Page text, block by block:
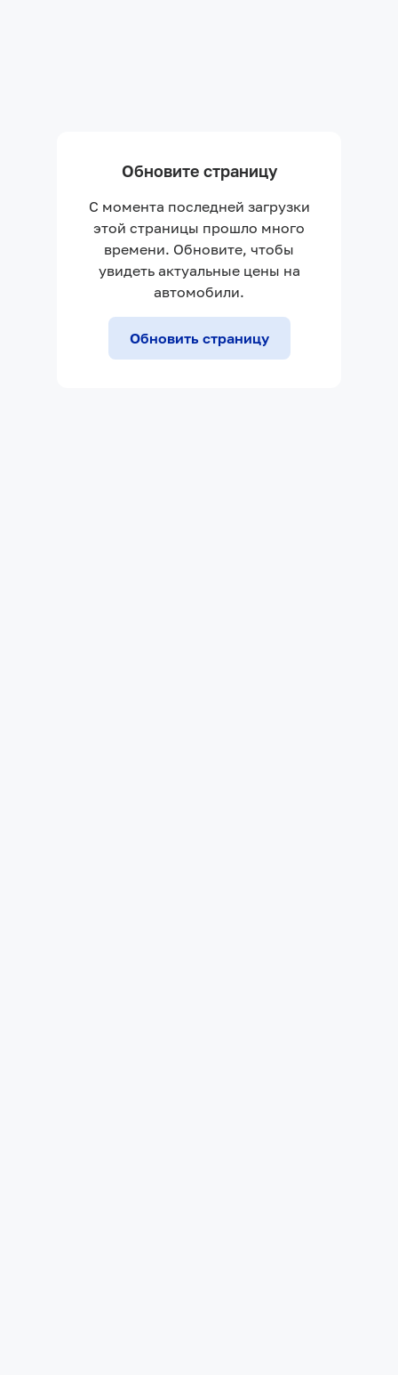
Обновите страницу
С момента последней загрузки
этой страницы прошло много
времени. Обновите, чтобы
увидеть актуальные цены на
автомобили.
Обновить страницу